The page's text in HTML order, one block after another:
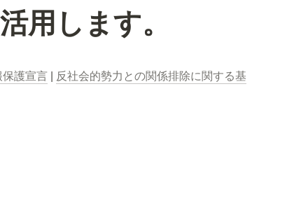
用します。
護宣言 | 反社会的勢力との関係排除に関する基